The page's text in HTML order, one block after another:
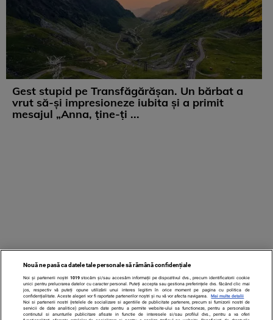
Gest stupid pe Transfăgărășan. Un bărbat a
vrut să-și impresioneze iubita și a primit
mesajul „Anna, ține-ți ...
Nouă ne pasă ca datele tale personale să rămână confidențiale
Noi și partenerii noștri 1019stocăm și/sau accesăm informații pe dispozitivul dvs., precum identificatorii cookie
unici pentru prelucrarea datelor cu caracter personal. Puteți accepta sau gestiona preferințele dvs. făcând clic mai
jos, respectiv vă puteți opune utilizării unui interes legitim în orice moment pe pagina cu politica de
confidențialitate. Aceste alegeri vor fi raportate partenerilor noștri și nu vă vor afecta navigarea.
Mai multe detalii
Noi si partenerii nostri (retelele de socializare si agentiile de publicitate partenere, precum si furnizorii nostri de
servicii de date analitice) prelucram date pentru a permite website-ului sa functioneze, pentru a personaliza
continutul si anunturile publicitare afisate in functie de interesele si/sau profilul dvs., pentru a va oferi